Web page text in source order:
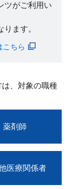
ツがご利用い
ります。
こちら
、対象の職種
薬剤師
医療関係者